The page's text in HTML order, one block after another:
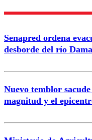
Nombre
Correo
Senapred ordena
desborde del río
Nuevo temblor
magnitud y el